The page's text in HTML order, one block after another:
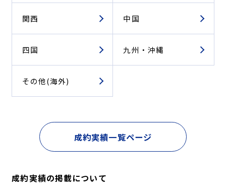
関西 中国
四国 九州・沖縄
その他(海外)
成約実績一覧ページ
成約実績の掲載について